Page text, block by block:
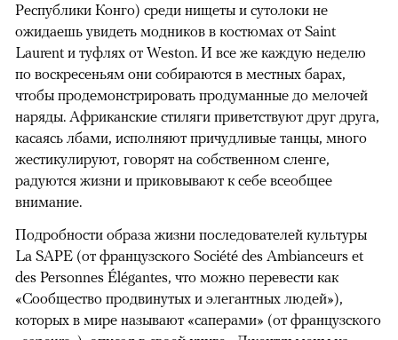
Республики Конго) среди нищеты и сутолоки не
ожидаешь увидеть модников в костюмах от Saint
Laurent и туфлях от Weston. И все же каждую неделю
по воскресеньям они собираются в местных барах,
чтобы продемонстрировать продуманные до мелочей
наряды. Африканские стиляги приветствуют друг друга,
касаясь лбами, исполняют причудливые танцы, много
жестикулируют, говорят на собственном сленге,
радуются жизни и приковывают к себе всеобщее
внимание.
Подробности образа жизни последователей культуры
La SAPE (от французского Société des Ambianceurs et
des Personnes Élégantes, что можно перевести как
«Сообщество продвинутых и элегантных людей»),
которых в мире называют «саперами» (от французского